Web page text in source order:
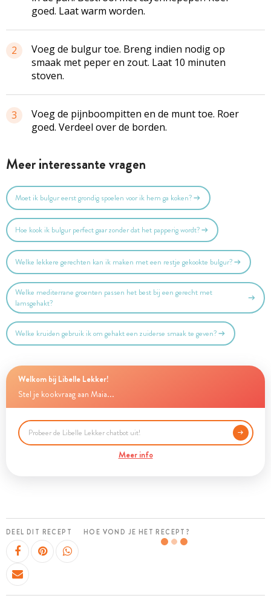
goed. Laat warm worden.
2
Voeg de bulgur toe. Breng indien nodig op
smaak met peper en zout. Laat 10 minuten
stoven.
3
Voeg de pijnboompitten en de munt toe. Roer
goed. Verdeel over de borden.
Meer interessante vragen
Moet ik bulgur eerst grondig spoelen voor ik hem ga koken?
Hoe kook ik bulgur perfect gaar zonder dat het papperig wordt?
Welke lekkere gerechten kan ik maken met een restje gekookte bulgur?
Welke mediterrane groenten passen het best bij een gerecht met
lamsgehakt?
Welke kruiden gebruik ik om gehakt een zuiderse smaak te geven?
Welkom bij Libelle Lekker!
Stel je kookvraag aan Maia...
Meer info
DEEL DIT RECEPT HOE VOND JE HET RECEPT?